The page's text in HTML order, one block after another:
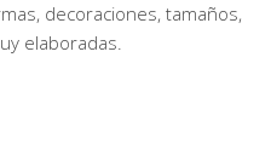
decoraciones, tamaños,
elaboradas.